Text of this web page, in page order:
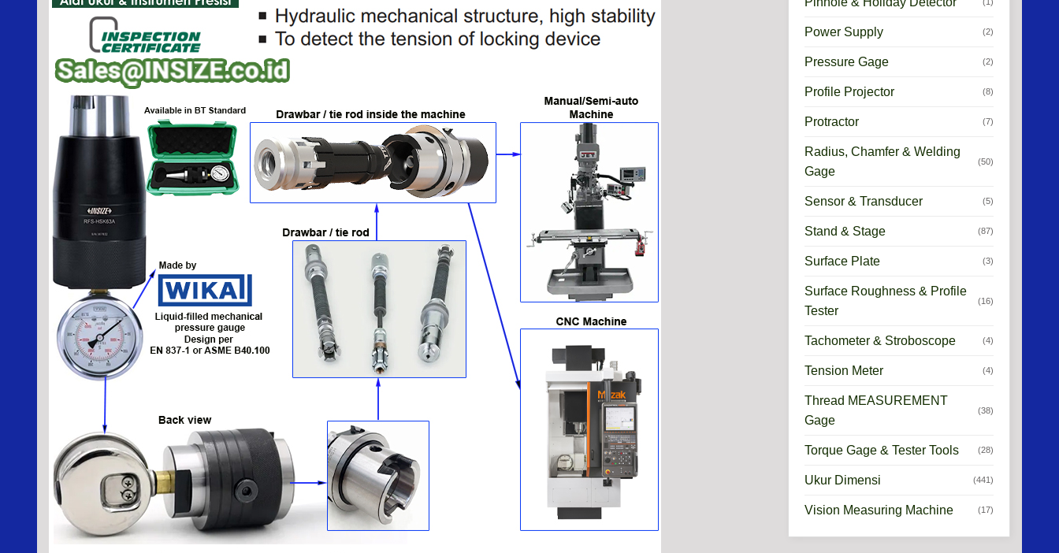
Power Supply (2)
Pressure Gage (2)
Profile Projector (8)
Protractor (7)
Radius, Chamfer & Welding
Gage
(50)
Sensor & Transducer (5)
Stand & Stage (87)
Surface Plate (3)
Surface Roughness & Profile
Tester
(16)
Tachometer & Stroboscope (4)
Tension Meter (4)
Thread MEASUREMENT
Gage
(38)
Torque Gage & Tester Tools (28)
Ukur Dimensi (441)
Vision Measuring Machine (17)